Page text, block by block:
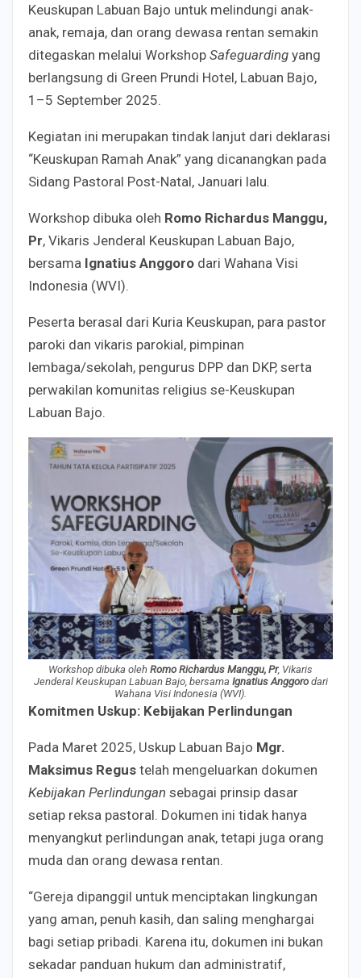
Keuskupan Labuan Bajo untuk melindungi anak-
anak, remaja, dan orang dewasa rentan semakin
ditegaskan melalui Workshop Safeguarding yang
berlangsung di Green Prundi Hotel, Labuan Bajo,
1–5 September 2025.
Kegiatan ini merupakan tindak lanjut dari deklarasi
“Keuskupan Ramah Anak” yang dicanangkan pada
Sidang Pastoral Post-Natal, Januari lalu.
Workshop dibuka oleh Romo Richardus Manggu,
Pr, Vikaris Jenderal Keuskupan Labuan Bajo,
bersama Ignatius Anggoro dari Wahana Visi
Indonesia (WVI).
Peserta berasal dari Kuria Keuskupan, para pastor
paroki dan vikaris parokial, pimpinan
lembaga/sekolah, pengurus DPP dan DKP, serta
perwakilan komunitas religius se-Keuskupan
Labuan Bajo.
Workshop dibuka oleh Romo Richardus Manggu, Pr, Vikaris
Jenderal Keuskupan Labuan Bajo, bersama Ignatius Anggorodari
Wahana Visi Indonesia (WVI).
Komitmen Uskup: Kebijakan Perlindungan
Pada Maret 2025, Uskup Labuan Bajo Mgr.
Maksimus Regus telah mengeluarkan dokumen
Kebijakan Perlindungan sebagai prinsip dasar
setiap reksa pastoral. Dokumen ini tidak hanya
menyangkut perlindungan anak, tetapi juga orang
muda dan orang dewasa rentan.
“Gereja dipanggil untuk menciptakan lingkungan
yang aman, penuh kasih, dan saling menghargai
bagi setiap pribadi. Karena itu, dokumen ini bukan
sekadar panduan hukum dan administratif,